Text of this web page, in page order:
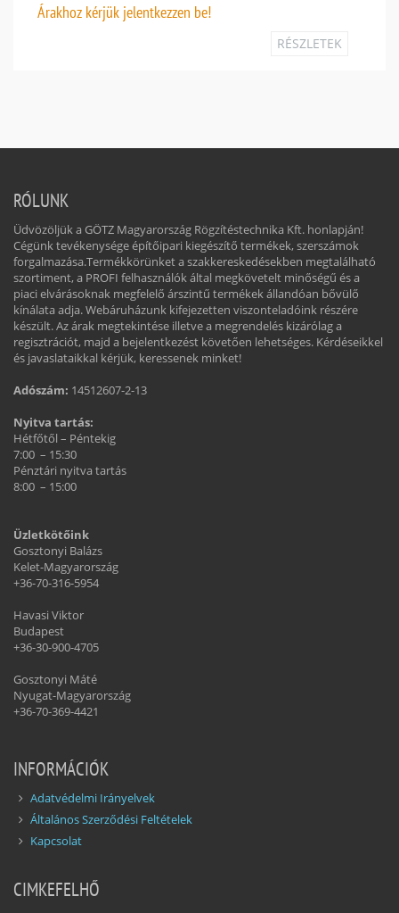
Árakhoz kérjük jelentkezzen be!
RÉSZLETEK
RÓLUNK
Üdvözöljük a GÖTZ Magyarország Rögzítéstechnika Kft. honlapján!
Cégünk tevékenysége építőipari kiegészítő termékek, szerszámok
forgalmazása.Termékkörünket a szakkereskedésekben megtalálható
szortiment, a PROFI felhasználók által megkövetelt minőségű és a
piaci elvárásoknak megfelelő árszintű termékek állandóan bővülő
kínálata adja. Webáruházunk kifejezetten viszonteladóink részére
készült. Az árak megtekintése illetve a megrendelés kizárólag a
regisztrációt, majd a bejelentkezést követően lehetséges. Kérdéseikkel
és javaslataikkal kérjük, keressenek minket!
Adószám: 14512607-2-13
Nyitva tartás:
Hétfőtől – Péntekig
7:00 – 15:30
Pénztári nyitva tartás
8:00 – 15:00
Üzletkötőink
Gosztonyi Balázs
Kelet-Magyarország
+36-70-316-5954
Havasi Viktor
Budapest
+36-30-900-4705
Gosztonyi Máté
Nyugat-Magyarország
+36-70-369-4421
INFORMÁCIÓK
Adatvédelmi Irányelvek
Általános Szerződési Feltételek
Kapcsolat
CIMKEFELHŐ